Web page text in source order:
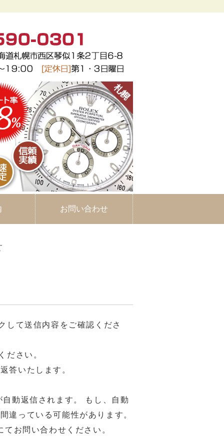
北海道札幌市
お問い合わせ
して送信内容をご確認くださ
ださい。
答いたします。
動返信されます。 もし、自動
違っている可能性があります。
お問い合わせください。